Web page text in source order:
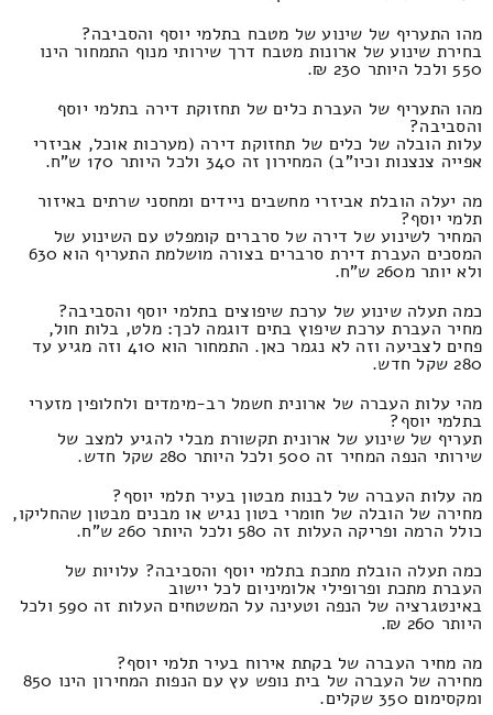
מהו התעריף של שינוע של מטבח בתלמי יוסף והסביבה?
בחירת שינוע של ארונות מטבח דרך שירותי מנוף התמחור הינו
550 ולכל היותר 230 ₪.
מהו התעריף של העברת כלים של תחזוקת דירה בתלמי יוסף
והסביבה?
עלות הובלה של כלים של תחזוקת דירה (מערכות אוכל, אביזרי
אפייה צנצנות וכיו"ב) המחירון זה 340 ולכל היותר 170 ש"ח.
מה יעלה הובלת אביזרי מחשבים ניידים ומחסני שרתים באיזור
תלמי יוסף?
המחיר לשינוע של דירה של סרברים קומפלט עם השינוע של
המסכים העברת דירת סרברים בצורה מושלמת התעריף הוא 630
ולא יותר מ260 ש"ח.
כמה תעלה שינוע של ערכת שיפוצים בתלמי יוסף והסביבה?
מחיר העברת ערכת שיפוץ בתים דוגמה לכך: מלט, בלות חול,
פחים לצביעה וזה לא נגמר כאן. התמחור הוא 410 וזה מגיע עד
280 שקל חדש.
מהי עלות העברה של ארונית חשמל רב-מימדים ולחלופין מזערי
בתלמי יוסף?
תעריף של שינוע של ארונית תקשורת מבלי להגיע למצב של
שירותי הנפה המחיר זה 500 ולכל היותר 280 שקל חדש.
מה עלות העברה של לבנות מבטון בעיר תלמי יוסף?
מחירה של הובלה של חומרי בטון נגיש או מבנים מבטון שהחליקו,
כולל הרמה ופריקה העלות זה 580 ולכל היותר 260 ש"ח.
כמה תעלה הובלת מתכת בתלמי יוסף והסביבה? עלויות של
העברת מתכת ופרופילי אלומיניום לכל יישוב
באינטגרציה של הנפה וטעינה על המשטחים העלות זה 590 ולכל
היותר 260 ₪.
מה מחיר העברה של בקתת אירוח בעיר תלמי יוסף?
מחירה של העברה של בית נופש עץ עם הנפות המחירון הינו 850
ומקסימום 350 שקלים.